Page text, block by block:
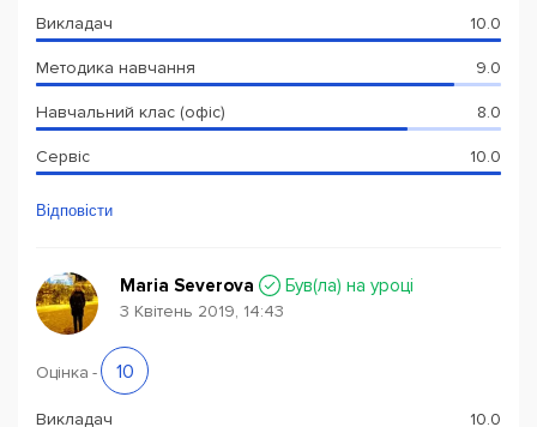
Викладач 10.0
Методика навчання 9.0
Навчальний клас (офіс) 8.0
Сервіс 10.0
Відповісти
Maria Severova Був(ла) на уроці
3 Квітень 2019, 14:43
Оцінка - 10
Викладач 10.0